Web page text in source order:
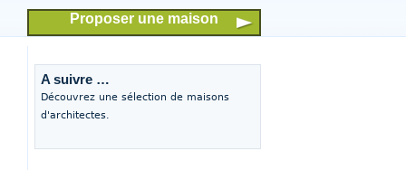
Proposer une maison
A suivre …
Découvrez une sélection de maisons
d'architectes.